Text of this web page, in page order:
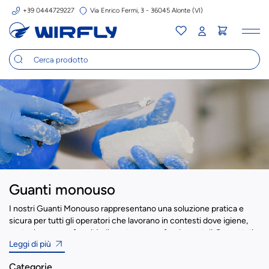
+39 0444729227 Via Enrico Fermi, 3 - 36045 Alonte (VI)
Guanti monouso
I nostri Guanti Monouso rappresentano una soluzione pratica e
sicura per tutti gli operatori che lavorano in contesti dove igiene,
protezione e conformità alimentare sono fondamentali. Progettati
per l’uso professionale intensivo, sono idonei al contatto diretto
Leggi di più